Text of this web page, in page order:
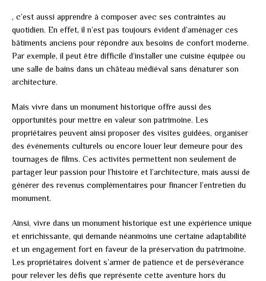
, c’est aussi apprendre à composer avec ses contraintes au
quotidien. En effet, il n’est pas toujours évident d’aménager ces
bâtiments anciens pour répondre aux besoins de confort moderne.
Par exemple, il peut être difficile d’installer une cuisine équipée ou
une salle de bains dans un château médiéval sans dénaturer son
architecture.
Mais vivre dans un monument historique offre aussi des
opportunités pour mettre en valeur son patrimoine. Les
propriétaires peuvent ainsi proposer des visites guidées, organiser
des événements culturels ou encore louer leur demeure pour des
tournages de films. Ces activités permettent non seulement de
partager leur passion pour l’histoire et l’architecture, mais aussi de
générer des revenus complémentaires pour financer l’entretien du
monument.
Ainsi, vivre dans un monument historique est une expérience unique
et enrichissante, qui demande néanmoins une certaine adaptabilité
et un engagement fort en faveur de la préservation du patrimoine.
Les propriétaires doivent s’armer de patience et de persévérance
pour relever les défis que représente cette aventure hors du